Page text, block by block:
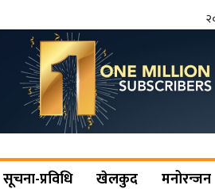
सूचना-प्रविधि खेलकुद मनोरन्जन